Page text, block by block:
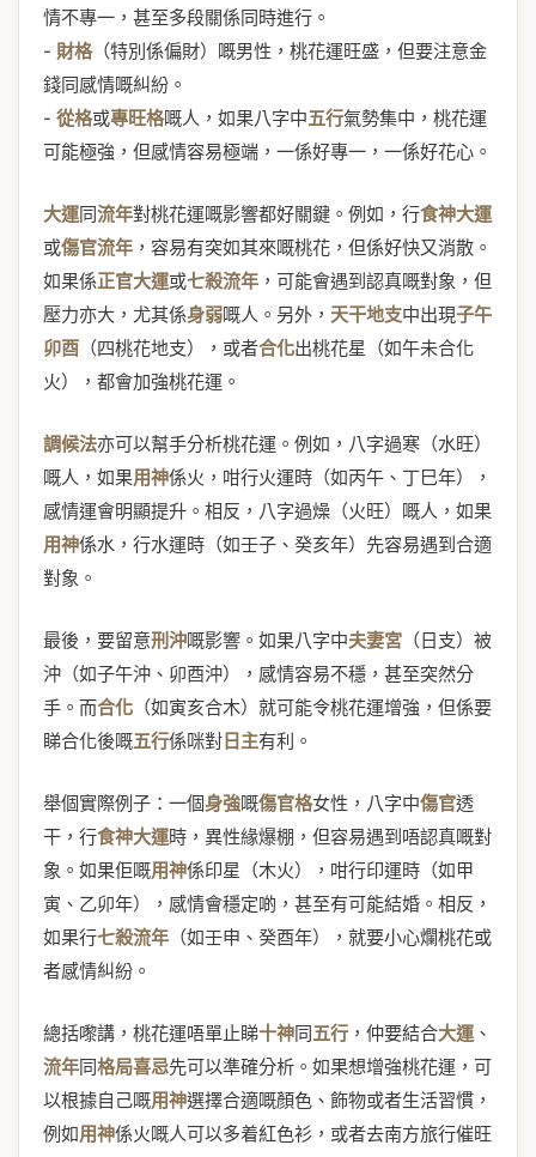
情不專一，甚至多段關係同時進行。
- 財格（特別係偏財）嘅男性，桃花運旺盛，但要注意金
錢同感情嘅糾紛。
- 從格或專旺格嘅人，如果八字中五行氣勢集中，桃花運
可能極強，但感情容易極端，一係好專一，一係好花心。
大運同流年對桃花運嘅影響都好關鍵。例如，行食神大運
或傷官流年 ，容易有突如其來嘅桃花，但係好快又消散。
如果係正官大運或七殺流年 ，可能會遇到認真嘅對象，但
壓力亦大，尤其係身弱嘅人。另外， 天干地支中出現子午
卯酉 （四桃花地支），或者合化出桃花星（如午未合化
火），都會加強桃花運。
調候法亦可以幫手分析桃花運。例如，八字過寒（水旺）
嘅人，如果用神係火，咁行火運時（如丙午、丁巳年），
感情運會明顯提升。相反，八字過燥（火旺）嘅人，如果
用神係水，行水運時（如壬子、癸亥年）先容易遇到合適
對象。
最後，要留意刑沖嘅影響。如果八字中夫妻宮 （日支）被
沖（如子午沖、卯酉沖），感情容易不穩，甚至突然分
手。而合化 （如寅亥合木）就可能令桃花運增強，但係要
睇合化後嘅五行係咪對 日主有利。
舉個實際例子：一個身強嘅傷官格女性，八字中傷官透
干，行食神大運時，異性緣爆棚，但容易遇到唔認真嘅對
象。如果佢嘅用神係印星（木火），咁行印運時（如甲
寅、乙卯年），感情會穩定啲，甚至有可能結婚。相反，
如果行七殺流年 （如壬申、癸酉年），就要小心爛桃花或
者感情糾紛。
總括嚟講，桃花運唔單止睇十神同五行 ，仲要結合大運 、
流年同格局喜忌先可以準確分析。如果想增強桃花運，可
以根據自己嘅用神選擇合適嘅顏色、飾物或者生活習慣，
例如用神係火嘅人可以多着紅色衫，或者去南方旅行催旺